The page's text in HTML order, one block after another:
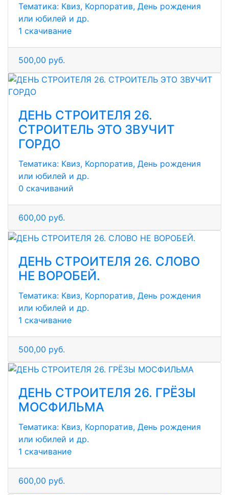
Тематика: Квиз, Корпоратив, День рождения
или юбилей и др.
1 скачивание
500,00 руб.
ДЕНЬ СТРОИТЕЛЯ 26.
СТРОИТЕЛЬ ЭТО ЗВУЧИТ
ГОРДО
Тематика: Квиз, Корпоратив, День рождения
или юбилей и др.
0 скачиваний
600,00 руб.
ДЕНЬ СТРОИТЕЛЯ 26. СЛОВО
НЕ ВОРОБЕЙ.
Тематика: Квиз, Корпоратив, День рождения
или юбилей и др.
1 скачивание
500,00 руб.
ДЕНЬ СТРОИТЕЛЯ 26. ГРЁЗЫ
МОСФИЛЬМА
Тематика: Квиз, Корпоратив, День рождения
или юбилей и др.
1 скачивание
600,00 руб.